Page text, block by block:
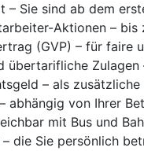
– Sie sind ab dem
Aktionen – bis
(GVP) – für faire
übertarifliche
– als
abhängig von Ihrer
mit Bus und
die Sie persönlich